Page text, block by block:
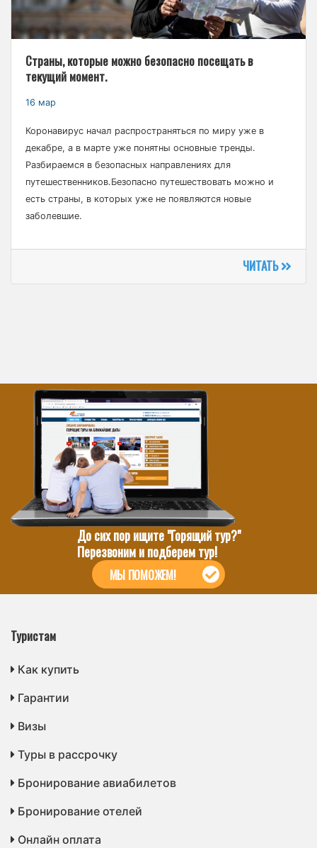
Страны, которые можно безопасно посещать в
текущий момент.
16 мар
Коронавирус начал распространяться по миру уже в
декабре, а в марте уже понятны основные тренды.
Разбираемся в безопасных направлениях для
путешественников.Безопасно путешествовать можно и
есть страны, в которых уже не появляются новые
заболевшие.
ЧИТАТЬ
До сих пор ищите "Горящий тур?"
Перезвоним и подберем тур!
МЫ ПОМОЖЕМ!
Туристам
Как купить
Гарантии
Визы
Туры в рассрочку
Бронирование авиабилетов
Бронирование отелей
Онлайн оплата